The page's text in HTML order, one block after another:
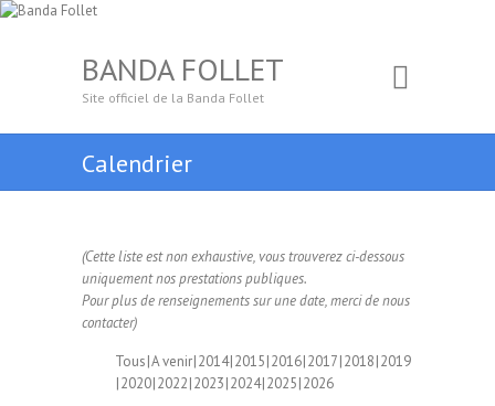
BANDA FOLLET
Site officiel de la Banda Follet
Calendrier
(Cette liste est non exhaustive, vous trouverez ci-dessous
uniquement nos prestations publiques.
Pour plus de renseignements sur une date, merci de nous
contacter)
Tous A venir 2014 2015 2016 2017 2018 2019
2020 2022 2023 2024 2025 2026